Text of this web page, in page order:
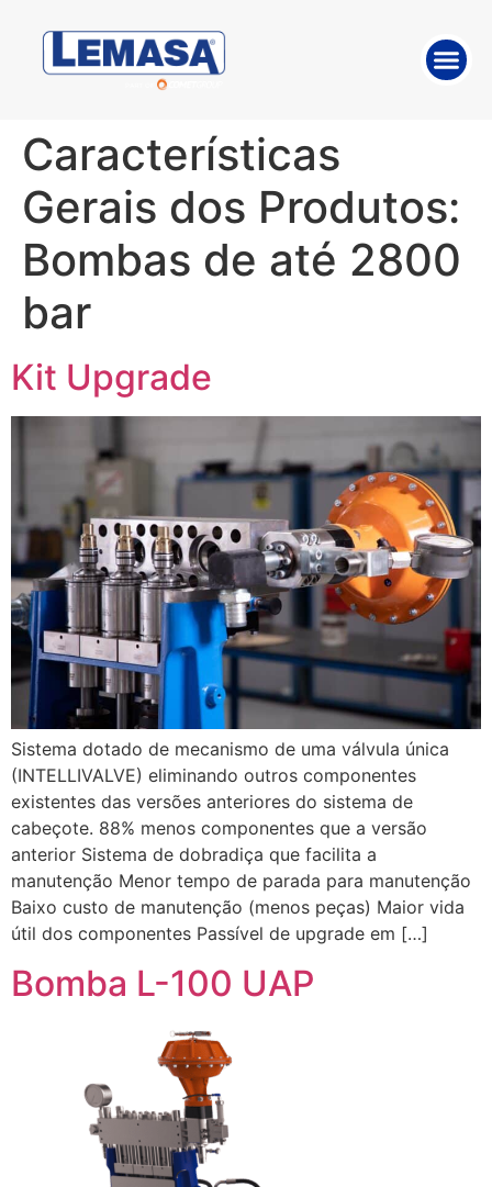
Características
Gerais dos Produtos:
Bombas de até 2800
bar
Kit Upgrade
Sistema dotado de mecanismo de uma válvula única
(INTELLIVALVE) eliminando outros componentes
existentes das versões anteriores do sistema de
cabeçote. 88% menos componentes que a versão
anterior Sistema de dobradiça que facilita a
manutenção Menor tempo de parada para manutenção
Baixo custo de manutenção (menos peças) Maior vida
útil dos componentes Passível de upgrade em […]
Bomba L-100 UAP